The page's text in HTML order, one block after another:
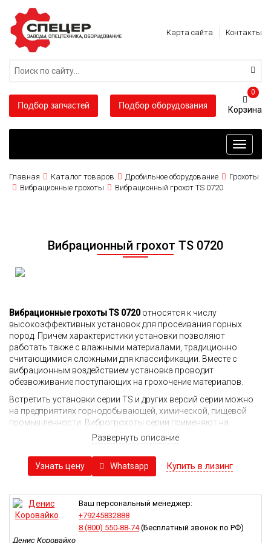
Карта сайта Контакты
Подбор запчастей Подбор оборудования
0
Toggle
Главная Каталог товаров Дробильное оборудование
Грохоты
Вибрационные грохоты
Вибрационный грохот TS 0720
Вибрационный грохот TS 0720
Вибрационные грохоты TS 0720относятся к числу
высокоэффективных установок для просеивания горных
пород. Причем характеристики установки позволяют
работать также с влажными материалами, традиционно
считающимися сложными для классификации. Вместе с
вибрационным воздействием установка проводит
обезвоживание поступающих на грохочение материалов.
Встретить установки серии TS и других версий серии можно
на предприятиях горнодобывающей, химической, пищевой
промышленности. Виброгрохоты серии применяют на
конечных стадиях изготовления искусственного песка для
проверки его фракционного состава, а также в процессе
обезвоживания различных строительных составов, угля,
рудных материалов, зерновых культур, отходов
промышленного производства и так далее.
Все установки для просеивания серии TS обладают схожей
конструкцией и принципами работы, между собой они
различаются только показателями производительности и
диапазоном фракционного состава просеиваемых
Развернуть описание
Узнать цену Whatsapp Купить в лизинг
Ваш персональный менеджер:
+79245832888
8 (800) 550-88-74(Бесплатный звонок по РФ)
Денис Коровайко